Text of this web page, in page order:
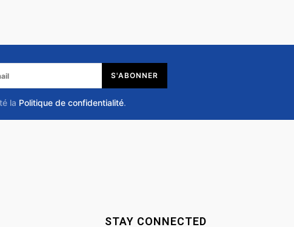
S'ABONNER
la Politique de confidentialité.
STAY CONNECTED